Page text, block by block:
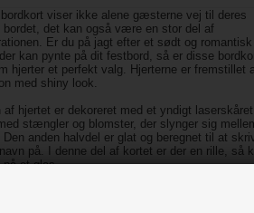
viser ikke alene gæsterne vej til deres
bordet, det kan også være en stor del af
Er du på jagt efter et sødt og romantisk
kan pynte på dit festbord, så er disse
hjerter et perfekt valg. Hjerterne er fremstillet
med shiny look.
af hjertet er dekoreret med et yndigt laserskåret
stængler og blomster, der slynger sig
Den anden halvdel er glat og beregnet til at
på. I denne del af kortet er der en rille, så
på et glas.